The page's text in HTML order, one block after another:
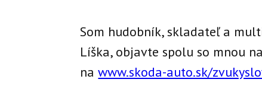
Som hudobník, skladateľ a
Líška, objavte spolu so mnou
nawww.skoda-auto.sk/